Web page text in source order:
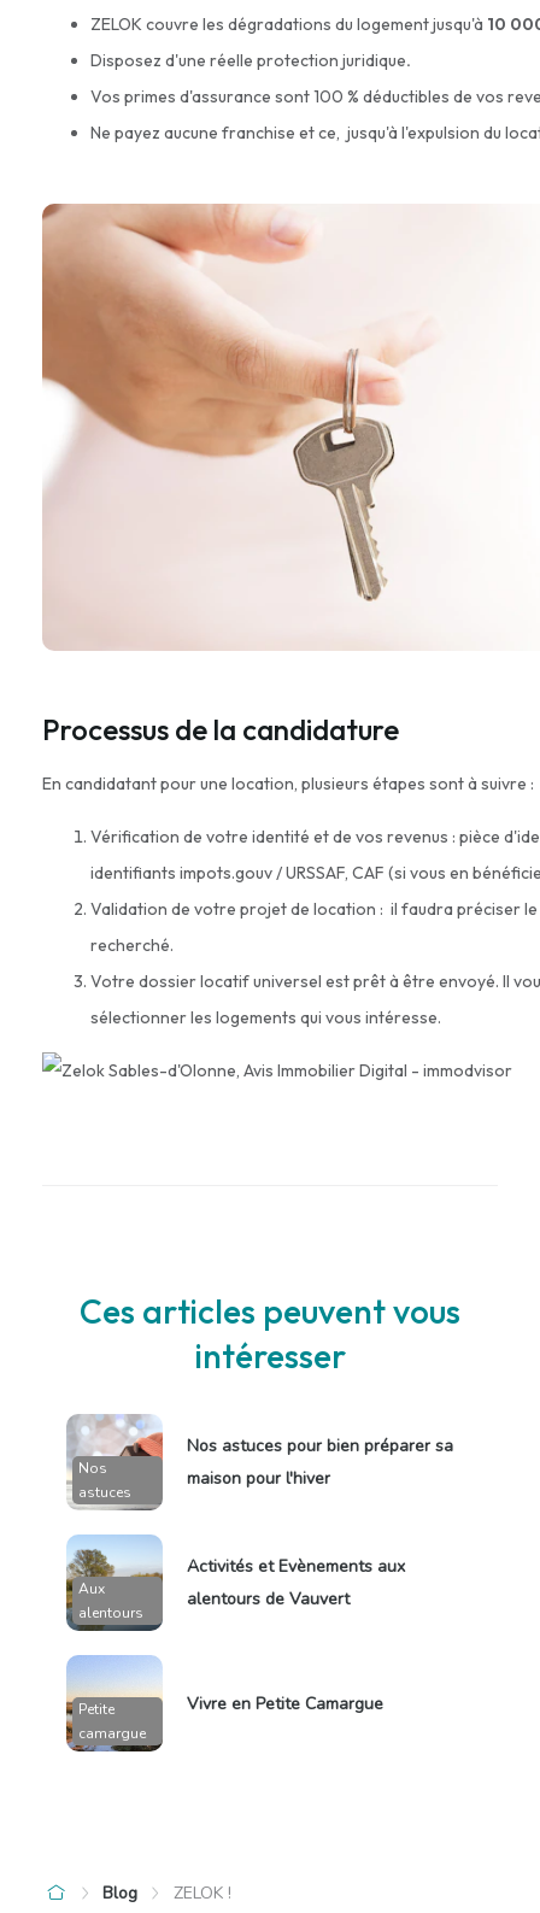
ZELOK couvre les dégradations du logement jusqu'à 10
Disposez d'une réelle protection juridique.
Vos primes d'assurance sont 100 % déductibles de vos
Ne payez aucune franchise et ce, jusqu'à l'expulsion du
Processus de la candidature
En candidatant pour une location, plusieurs étapes sont à suivre :
Vérification de votre identité et de vos revenus : pièce
identifiants impots.gouv / URSSAF, CAF (si vous en
Validation de votre projet de location : il faudra préciser
recherché.
Votre dossier locatif universel est prêt à être envoyé. Il
sélectionner les logements qui vous intéresse.
Ces articles peuvent vous
intéresser
Nos
astuces
Nos astuces pour bien préparer sa
maison pour l'hiver
Aux
alentours
Activités et Evènements aux
alentours de Vauvert
Petite
camargue
Vivre en Petite Camargue
Blog ZELOK !